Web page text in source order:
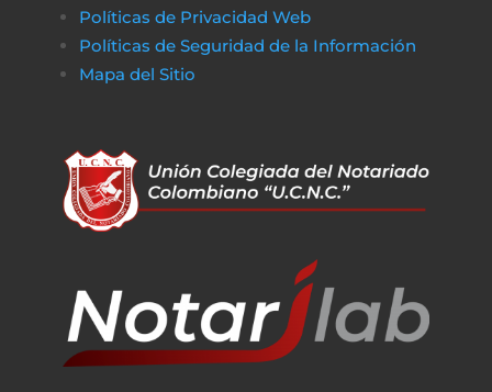
Políticas de Privacidad Web
Políticas de Seguridad de la Información
Mapa del Sitio